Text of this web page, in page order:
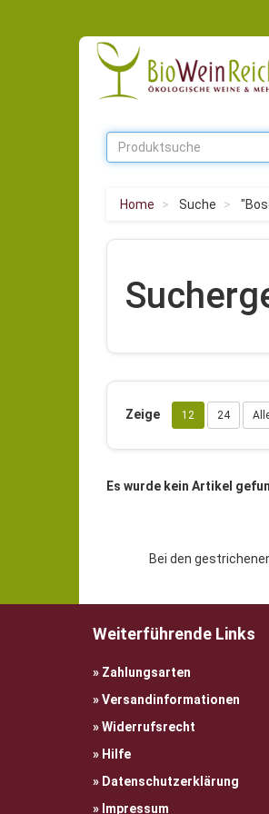
Home Suche
Zeige 12 24
Es wurde kein Artikel
Bei den
Weiterführende Links
Zahlungsarten
Versandinformationen
Widerrufsrecht
Hilfe
Datenschutzerklärung
Impressum